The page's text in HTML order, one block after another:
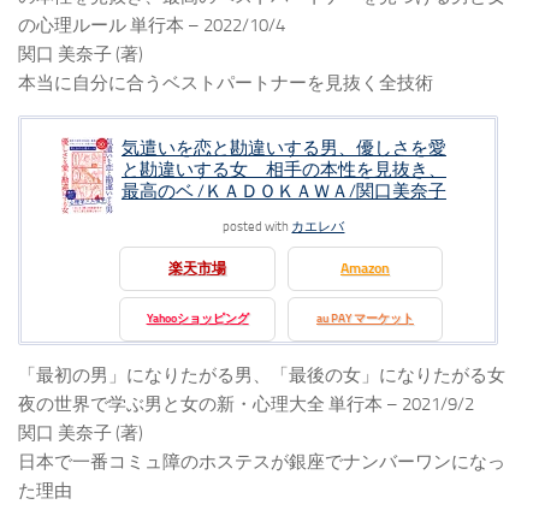
の心理ルール 単行本 – 2022/10/4
関口 美奈子 (著)
本当に自分に合うベストパートナーを見抜く全技術
気遣いを恋と勘違いする男、優しさを愛
と勘違いする女 相手の本性を見抜き、
最高のベ /ＫＡＤＯＫＡＷＡ/関口美奈子
posted with カエレバ
楽天市場 Amazon
Yahooショッピング au PAY マーケット
「最初の男」になりたがる男、「最後の女」になりたがる女
夜の世界で学ぶ男と女の新・心理大全 単行本 – 2021/9/2
関口 美奈子 (著)
日本で一番コミュ障のホステスが銀座でナンバーワンになっ
た理由